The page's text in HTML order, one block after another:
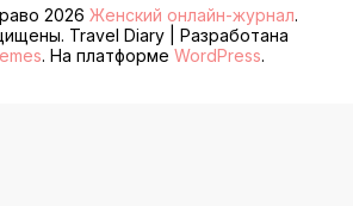
2026 Женский онлайн-журнал.
Travel Diary | Разработана
. На платформе WordPress.